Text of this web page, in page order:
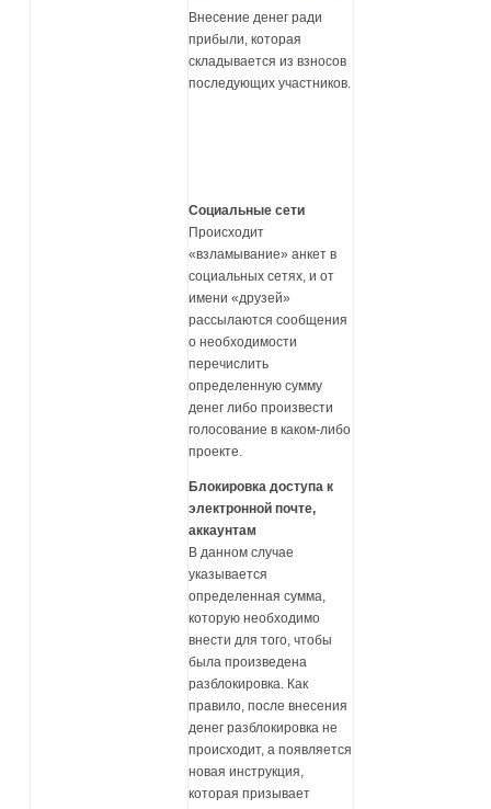
Внесение денег ради
прибыли, которая
складывается из взносов
последующих участников.
Социальные сети
Происходит
«взламывание» анкет в
социальных сетях, и от
имени «друзей»
рассылаются сообщения
о необходимости
перечислить
определенную сумму
денег либо произвести
голосование в каком-либо
проекте.
Блокировка доступа к
электронной почте,
аккаунтам
В данном случае
указывается
определенная сумма,
которую необходимо
внести для того, чтобы
была произведена
разблокировка. Как
правило, после внесения
денег разблокировка не
происходит, а появляется
новая инструкция,
которая призывает